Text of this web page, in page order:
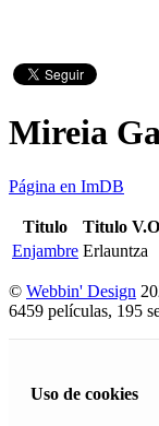
Mireia
Página en ImDB
Titulo Titulo
Enjambre Erlauntza
© Webbin' Design
6459 películas, 195
Uso de cookies